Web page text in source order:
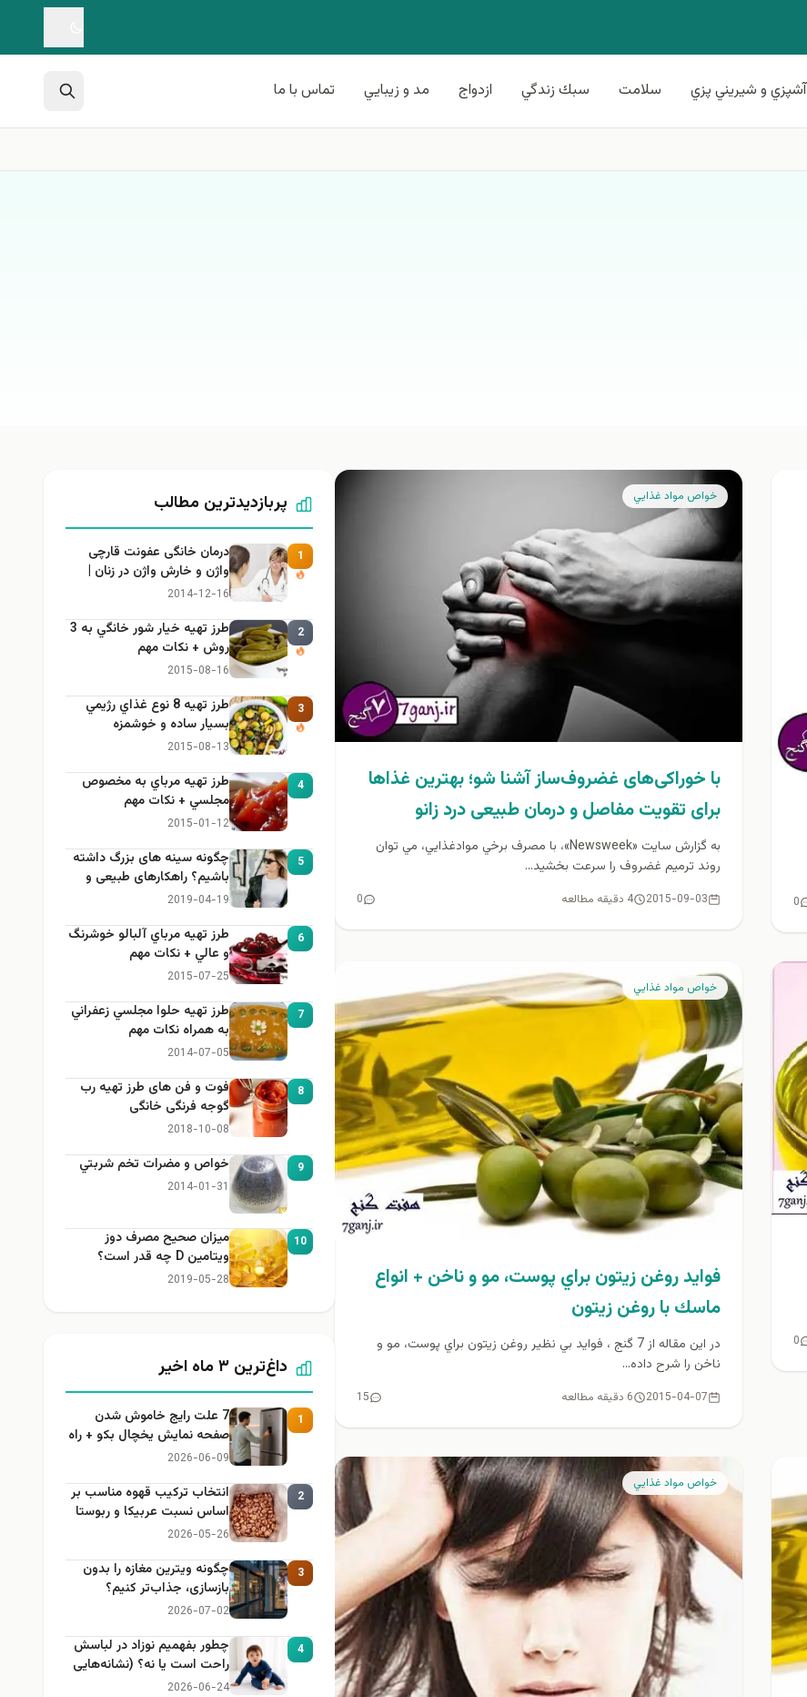
آشپزي و شيريني پزي سلامت سبك زندگي ازدواج مد و زيبايي تماس با ما
0
خواص مواد غذايي
با خوراکی‌های غضروف‌ساز آشنا شو؛ بهترین غذاها
برای تقویت مفاصل و درمان طبیعی درد زانو
به گزارش سايت «Newsweek»، با مصرف برخي موادغذايي، مي توان
روند ترميم غضروف را سرعت بخشيد...
2015-09-03 4 دقیقه مطالعه 0
0
خواص مواد غذايي
فوايد روغن زيتون براي پوست، مو و ناخن + انواع
ماسك با روغن زيتون
در اين مقاله از 7 گنج ، فوايد بي نظير روغن زيتون براي پوست، مو و
ناخن را شرح داده...
2015-04-07 6 دقیقه مطالعه 15
خواص مواد غذايي
پربازدیدترین مطالب
1
درمان خانگی عفونت قارچی
واژن و خارش واژن در زنان |
راهنمای کامل، ایمن و کاربردی
2014-12-16
2
طرز تهيه خیار شور خانگي به 3
روش + نكات مهم
2015-08-16
3
طرز تهيه 8 نوع غذاي رژيمي
بسيار ساده و خوشمزه
2015-08-13
4
طرز تهيه مرباي به مخصوص
مجلسي + نكات مهم
2015-01-12
5
چگونه سینه های بزرگ داشته
باشیم؟ راهکارهای طبیعی و
خانگی برای بزرگ کردن سینه
2019-04-19
6
طرز تهيه مرباي آلبالو خوشرنگ
و عالي + نكات مهم
2015-07-25
7
طرز تهيه حلوا مجلسي زعفراني
به همراه نكات مهم
2014-07-05
8
فوت و فن های طرز تهیه رب
گوجه فرنگی خانگی
2018-10-08
9 خواص و مضرات تخم شربتي
2014-01-31
10
میزان صحیح مصرف دوز
ویتامین D چه قدر است؟
2019-05-28
داغ‌ترین ۳ ماه اخیر
1
7 علت رایج خاموش شدن
صفحه نمایش یخچال بکو + راه
حل
2026-06-09
2
انتخاب ترکیب قهوه مناسب بر
اساس نسبت عربیکا و ربوستا
2026-05-26
3
چگونه ویترین مغازه را بدون
بازسازی، جذاب‌تر کنیم؟
2026-07-02
4
چطور بفهمیم نوزاد در لباسش
راحت است یا نه؟ (نشانه‌هایی
که هر مادر باید بداند)
2026-06-24